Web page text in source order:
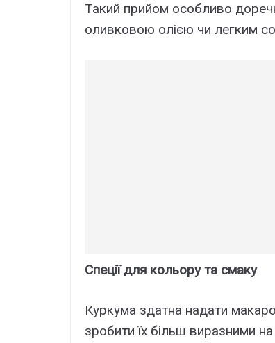
Такий прийом особливо
оливковою олією чи легким
Спеції для кольору та смаку
Куркума здатна надати
зробити їх більш виразними